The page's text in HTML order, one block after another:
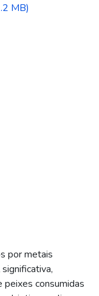
MB)
por metais
consumidas